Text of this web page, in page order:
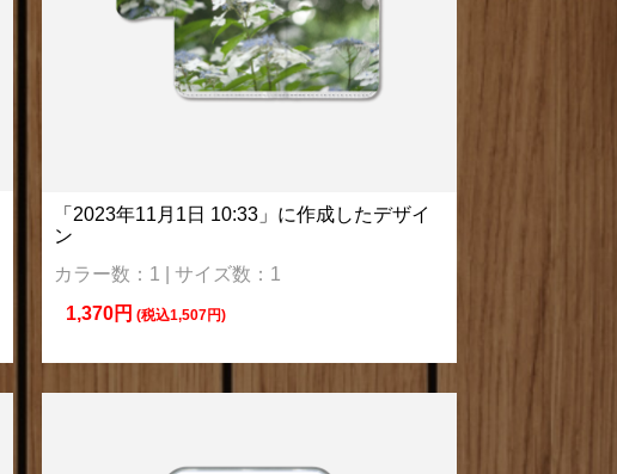
「2023年11月1日 10:33」に作成したデザイ
ン
カラー数：1 | サイズ数：1
1,370円 (税込1,507円)